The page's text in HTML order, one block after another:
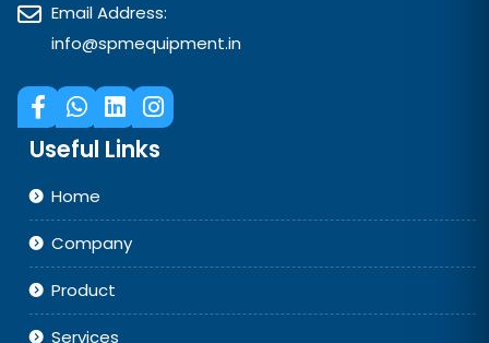
Email Address:
info@spmequipment.in
Useful Links
Home
Company
Product
Services